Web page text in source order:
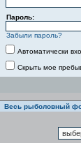
Пароль:
Забыли пароль?
Автоматически
Скрыть мое
Весь рыболовный